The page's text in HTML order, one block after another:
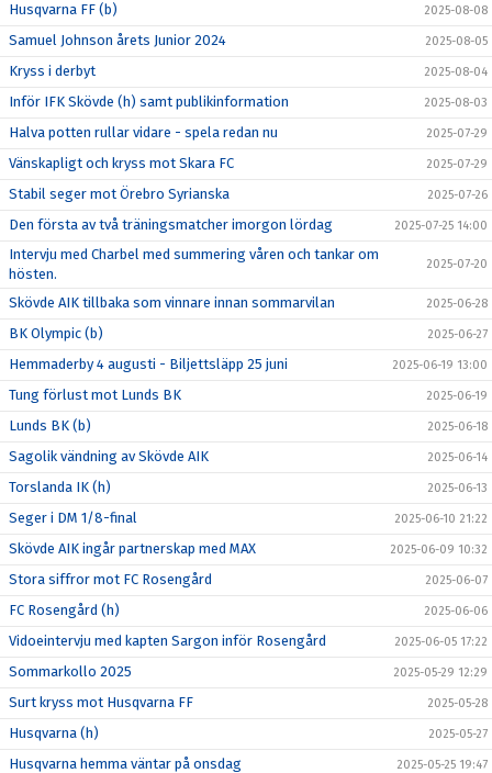
Husqvarna FF (b) 2025-08-08
Samuel Johnson årets Junior 2024 2025-08-05
Kryss i derbyt 2025-08-04
Inför IFK Skövde (h) samt publikinformation 2025-08-03
Halva potten rullar vidare - spela redan nu 2025-07-29
Vänskapligt och kryss mot Skara FC 2025-07-29
Stabil seger mot Örebro Syrianska 2025-07-26
Den första av två träningsmatcher imorgon lördag 2025-07-25 14:00
Intervju med Charbel med summering våren och tankar om
hösten.
2025-07-20
Skövde AIK tillbaka som vinnare innan sommarvilan 2025-06-28
BK Olympic (b) 2025-06-27
Hemmaderby 4 augusti - Biljettsläpp 25 juni 2025-06-19 13:00
Tung förlust mot Lunds BK 2025-06-19
Lunds BK (b) 2025-06-18
Sagolik vändning av Skövde AIK 2025-06-14
Torslanda IK (h) 2025-06-13
Seger i DM 1/8-final 2025-06-10 21:22
Skövde AIK ingår partnerskap med MAX 2025-06-09 10:32
Stora siffror mot FC Rosengård 2025-06-07
FC Rosengård (h) 2025-06-06
Vidoeintervju med kapten Sargon inför Rosengård 2025-06-05 17:22
Sommarkollo 2025 2025-05-29 12:29
Surt kryss mot Husqvarna FF 2025-05-28
Husqvarna (h) 2025-05-27
Husqvarna hemma väntar på onsdag 2025-05-25 19:47